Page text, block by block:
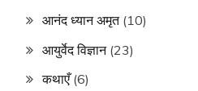
आनंद ध्यान अमृत(10)
आयुर्वेद विज्ञान(23)
कथाएँ(6)